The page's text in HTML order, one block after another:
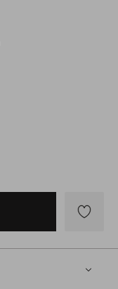
do